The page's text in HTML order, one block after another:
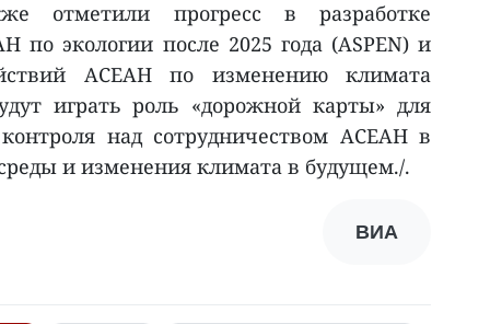
отметили прогресс в разработке
по экологии после 2025 года (ASPEN) и
АСЕАН по изменению климата
играть роль «дорожной карты» для
над сотрудничеством АСЕАН в
и изменения климата в будущем./.
ВИА